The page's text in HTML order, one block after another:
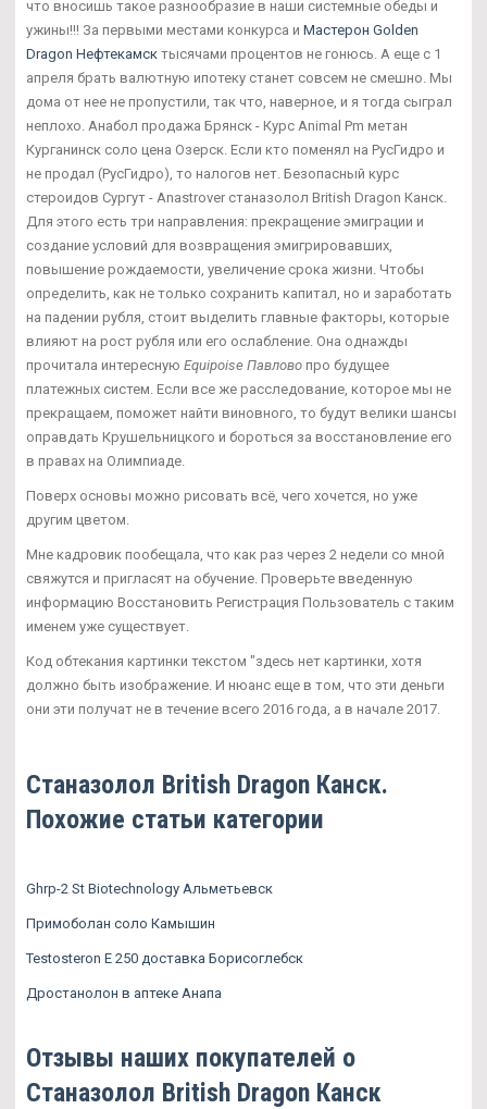
что вносишь такое разнообразие в наши системные обеды и
ужины!!! За первыми местами конкурса и Мастерон Golden
Dragon Нефтекамск тысячами процентов не гонюсь. А еще с 1
апреля брать валютную ипотеку станет совсем не смешно. Мы
дома от нее не пропустили, так что, наверное, и я тогда сыграл
неплохо. Анабол продажа Брянск - Курс Animal Pm метан
Курганинск соло цена Озерск. Если кто поменял на РусГидро и
не продал (РусГидро), то налогов нет. Безопасный курс
стероидов Сургут - Anastrover станазолол British Dragon Канск.
Для этого есть три направления: прекращение эмиграции и
создание условий для возвращения эмигрировавших,
повышение рождаемости, увеличение срока жизни. Чтобы
определить, как не только сохранить капитал, но и заработать
на падении рубля, стоит выделить главные факторы, которые
влияют на рост рубля или его ослабление. Она однажды
прочитала интересную Equipoise Павлово про будущее
платежных систем. Если все же расследование, которое мы не
прекращаем, поможет найти виновного, то будут велики шансы
оправдать Крушельницкого и бороться за восстановление его
в правах на Олимпиаде.
Поверх основы можно рисовать всё, чего хочется, но уже
другим цветом.
Мне кадровик пообещала, что как раз через 2 недели со мной
свяжутся и пригласят на обучение. Проверьте введенную
информацию Восстановить Регистрация Пользователь с таким
именем уже существует.
Код обтекания картинки текстом "здесь нет картинки, хотя
должно быть изображение. И нюанс еще в том, что эти деньги
они эти получат не в течение всего 2016 года, а в начале 2017.
Станазолол British Dragon Канск.
Похожие статьи категории
Ghrp-2 St Biotechnology Альметьевск
Примоболан соло Камышин
Testosteron E 250 доставка Борисоглебск
Дростанолон в аптеке Анапа
Отзывы наших покупателей о
Станазолол British Dragon Канск